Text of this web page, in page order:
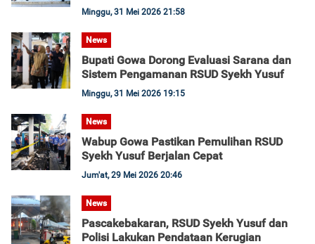
Minggu, 31 Mei 2026 21:58
News
Bupati Gowa Dorong Evaluasi Sarana dan
Sistem Pengamanan RSUD Syekh Yusuf
Minggu, 31 Mei 2026 19:15
News
Wabup Gowa Pastikan Pemulihan RSUD
Syekh Yusuf Berjalan Cepat
Jum'at, 29 Mei 2026 20:46
News
Pascakebakaran, RSUD Syekh Yusuf dan
Polisi Lakukan Pendataan Kerugian